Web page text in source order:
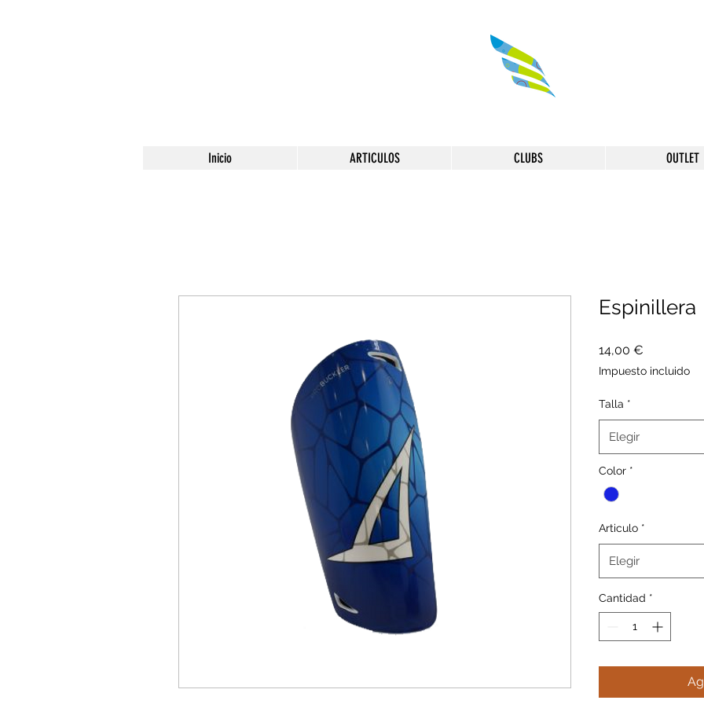
Inicio ARTICULOS CLUBS OUTLET
Espinillera
14,00 €
Impuesto incluido
Talla *
Elegir
Color *
Articulo *
Elegir
Cantidad *